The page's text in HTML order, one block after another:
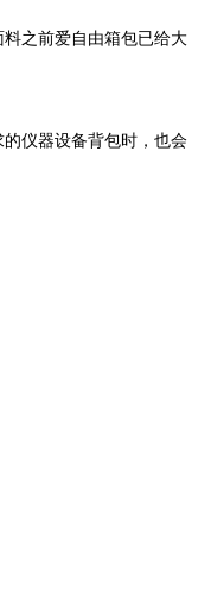
之前爱自由箱包已给大
仪器设备背包时，也会